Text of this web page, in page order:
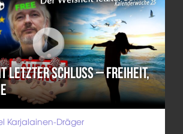
letzter Schluss – Freiheit,
Karjalainen-Dräger